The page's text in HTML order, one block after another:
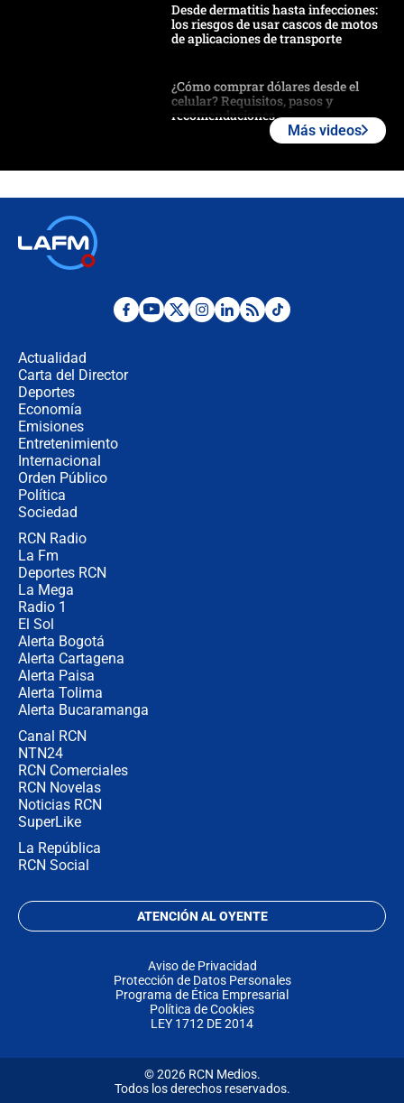
Desde dermatitis hasta infecciones:
los riesgos de usar cascos de motos
de aplicaciones de transporte
¿Cómo comprar dólares desde el
celular? Requisitos, pasos y
recomendaciones
Álvaro Uribe asistirá a la posesión y
Más videos
Actualidad
Carta del Director
Deportes
Economía
Emisiones
Entretenimiento
Internacional
Orden Público
Política
Sociedad
RCN Radio
La Fm
Deportes RCN
La Mega
Radio 1
El Sol
Alerta Bogotá
Alerta Cartagena
Alerta Paisa
Alerta Tolima
Alerta Bucaramanga
Canal RCN
NTN24
RCN Comerciales
RCN Novelas
Noticias RCN
SuperLike
La República
RCN Social
ATENCIÓN AL OYENTE
Aviso de Privacidad
Protección de Datos Personales
Programa de Ética Empresarial
Política de Cookies
LEY 1712 DE 2014
© 2026 RCN Medios.
Todos los derechos reservados.